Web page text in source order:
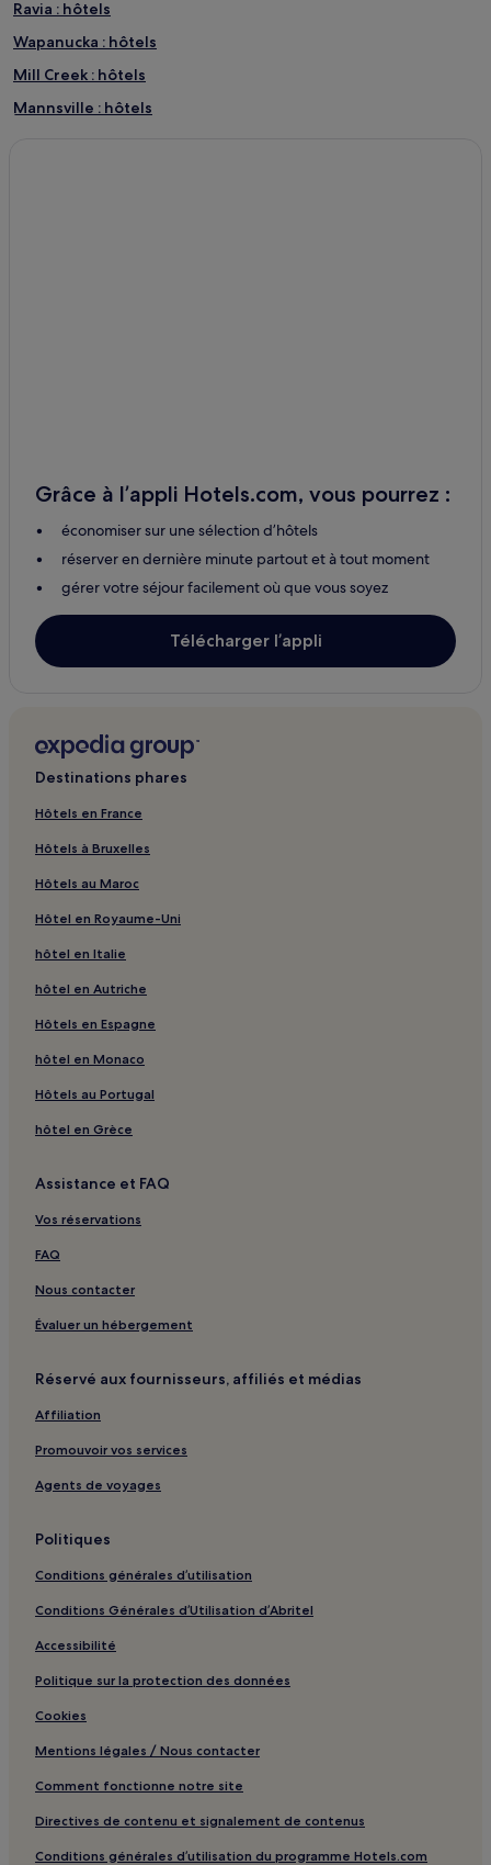
Ravia : hôtels
Wapanucka : hôtels
Mill Creek : hôtels
Mannsville : hôtels
Grâce à l’appli Hotels.com, vous pourrez :
économiser sur une sélection d’hôtels
réserver en dernière minute partout et à tout moment
gérer votre séjour facilement où que vous soyez
Télécharger l’appli
Destinations phares
Hôtels en France
Hôtels à Bruxelles
Hôtels au Maroc
Hôtel en Royaume-Uni
hôtel en Italie
hôtel en Autriche
Hôtels en Espagne
hôtel en Monaco
Hôtels au Portugal
hôtel en Grèce
Assistance et FAQ
Vos réservations
FAQ
Nous contacter
Évaluer un hébergement
Réservé aux fournisseurs, affiliés et médias
Affiliation
Promouvoir vos services
Agents de voyages
Politiques
Conditions générales d’utilisation
Conditions Générales d’Utilisation d’Abritel
Accessibilité
Politique sur la protection des données
Cookies
Mentions légales / Nous contacter
Comment fonctionne notre site
Directives de contenu et signalement de contenus
Conditions générales d’utilisation du programme Hotels.com